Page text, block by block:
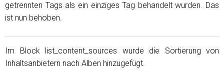
getrennten Tags als ein einziges Tag behandelt wurden. Das
ist nun behoben.
Im Block list_content_sources wurde die Sortierung von
Inhaltsanbietern nach Alben hinzugefügt.